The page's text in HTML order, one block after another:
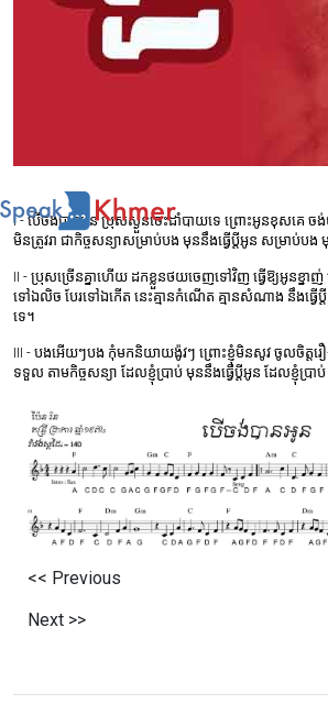
I -បើចង់បានអូន ប្រុសស្ងួនចេះដាំបាយទេ ព្រោះអូនខុសគេ ចង់
មិនត្រូវរា ជាកិច្ចសន្យាសម្រាប់បង មុននឹងធ្វើប្តីអូន សម្រាប់បង
II - ប្រុសច្រើនគ្នាហើយ ដកខ្លួនថយចេញទៅវិញ ធ្វើឱ្យអូនខ្នាញ់
ទៅឯលិច បែរទៅឯកើត នេះគ្មានកំណើត គ្មានសំណាង នឹងធ្វើប្
ទេ។
III - បងអើយៗបង កុំមកនិយាយង៉ូវៗ ព្រោះខ្ញុំមិនសូវ ចូលចិត្តរឿ
ទទួល តាមកិច្ចសន្យា ដែលខ្ញុំប្រាប់ មុននឹងធ្វើប្តីអូន ដែលខ្ញុំប្រាប់
<< Previous
Next >>